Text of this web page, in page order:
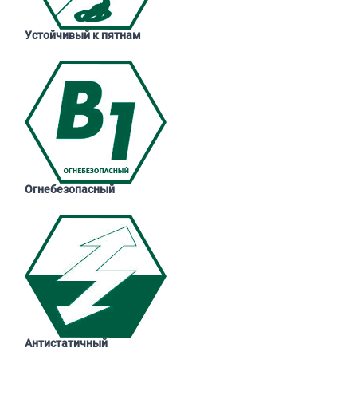
Устойчивый к пятнам
Огнебезопасный
Антистатичный